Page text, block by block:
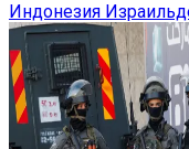
Индонезия